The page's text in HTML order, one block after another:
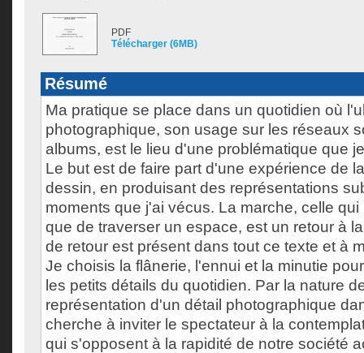
PDF
Télécharger (6MB)
Résumé
Ma pratique se place dans un quotidien où
photographique, son usage sur les réseaux
albums, est le lieu d'une problématique que
Le but est de faire part d'une expérience de
dessin, en produisant des représentations
moments que j'ai vécus. La marche, celle
que de traverser un espace, est un retour à
de retour est présent dans tout ce texte et à
Je choisis la flânerie, l'ennui et la minutie
les petits détails du quotidien. Par la nature
représentation d'un détail photographique
cherche à inviter le spectateur à la
qui s'opposent à la rapidité de notre société